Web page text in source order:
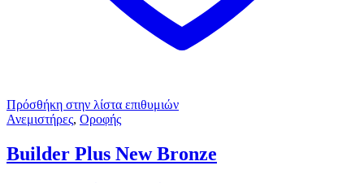
Πρόσθήκη στην λίστα επιθυμιών
Ανεμιστήρες, Οροφής
Builder Plus New Bronze